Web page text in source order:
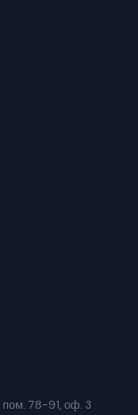
пом. 78-91, оф. 3